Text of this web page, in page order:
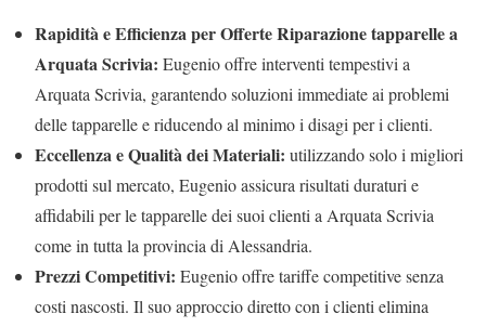
Rapidità e Efficienza per Offerte Riparazione tapparelle a
Arquata Scrivia: Eugenio offre interventi tempestivi a
Arquata Scrivia, garantendo soluzioni immediate ai problemi
delle tapparelle e riducendo al minimo i disagi per i clienti.
Eccellenza e Qualità dei Materiali: utilizzando solo i migliori
prodotti sul mercato, Eugenio assicura risultati duraturi e
affidabili per le tapparelle dei suoi clienti a Arquata Scrivia
come in tutta la provincia di Alessandria.
Prezzi Competitivi: Eugenio offre tariffe competitive senza
costi nascosti. Il suo approccio diretto con i clienti elimina